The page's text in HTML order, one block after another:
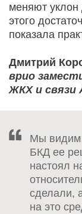
меняют уклон
этого
показала
Дмитрий
врио
ЖКХ и связи
Мы видим
БКД ее
настоял
сделали,
на это